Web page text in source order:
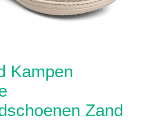
Kampen
Zand